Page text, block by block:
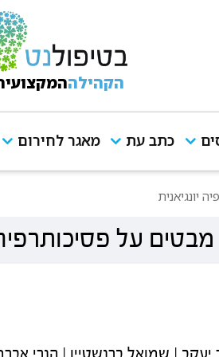
הקהילה
כתב עת מאגר לחירום
יונגיאנית
על פסיכותרפיה